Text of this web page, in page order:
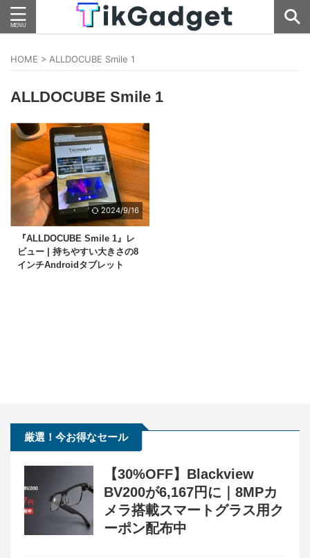
HOME > ALLDOCUBE Smile 1
ALLDOCUBE Smile 1
2024/9/16
『ALLDOCUBE Smile 1』レ
ビュー | 持ちやすい大きさの8
インチAndroidタブレット
厳選！今お得なセール
【30%OFF】Blackview
BV200が6,167円に｜8MPカ
メラ搭載スマートグラス用ク
ーポン配布中